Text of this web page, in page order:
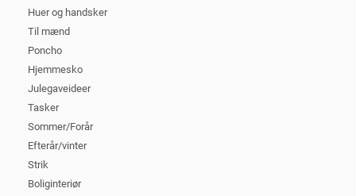
Huer og handsker
Til mænd
Poncho
Hjemmesko
Julegaveideer
Tasker
Sommer/Forår
Efterår/vinter
Strik
Boliginteriør